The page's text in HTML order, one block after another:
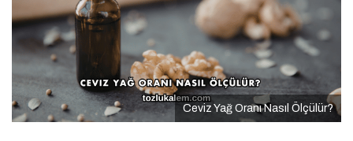
Ceviz Yağ Oranı Nasıl Ölçülür?